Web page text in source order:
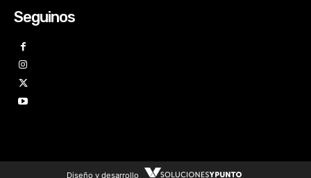
Seguinos
Diseño y desarrollo